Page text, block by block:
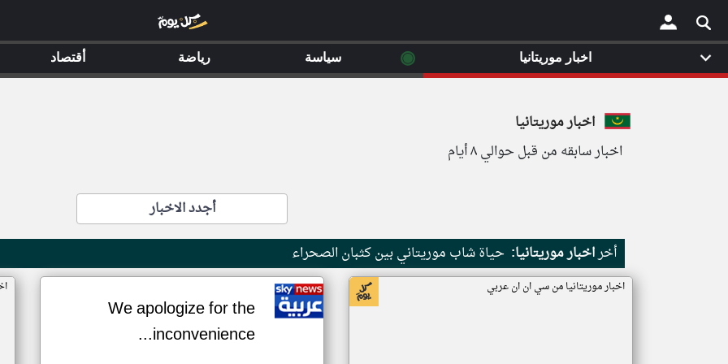
×
اخبار موريتانيا
اخبار سابقه من قبل حوالي ٨ أيام
أجدد الاخبار
أخراخبار موريتانيا: حياة شاب موريتاني بين كثبان الصحراء
اخبار موريتانيا من سي ان ان عربي
We apologize for the
inconvenience...
اخبار موريتانيا ◉ سياسة رياضة أقتصاد